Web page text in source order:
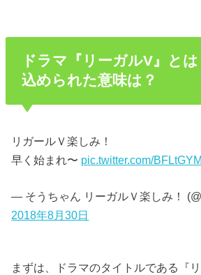
ドラマ『リーガルV』と
込められた意味は？
リガールＶ楽しみ！
早く始まれ〜 pic.twitter.com/
— そうちゃん リーガルＶ楽しみ！
2018年8月30日
まずは、ドラマのタイトルである『